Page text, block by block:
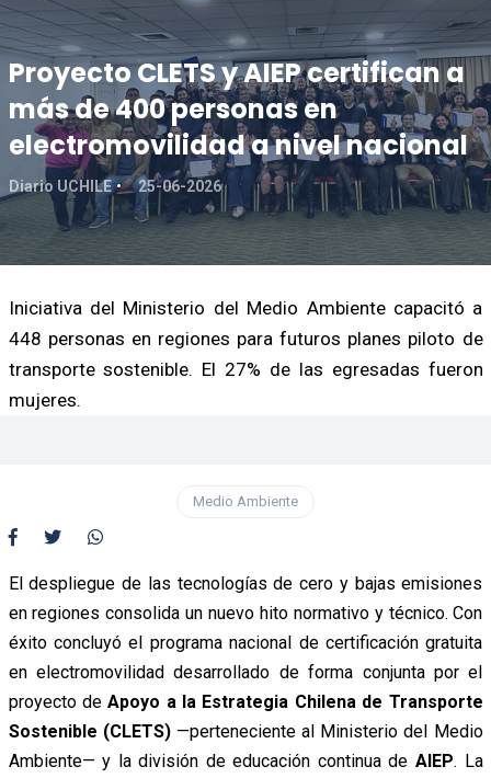
Proyecto CLETS y AIEP certifican a
más de 400 personas en
electromovilidad a nivel nacional
Diario UCHILE 25-06-2026
Iniciativa del Ministerio del Medio Ambiente capacitó a
448 personas en regiones para futuros planes piloto de
transporte sostenible. El 27% de las egresadas fueron
mujeres.
Medio Ambiente
El despliegue de las tecnologías de cero y bajas emisiones
en regiones consolida un nuevo hito normativo y técnico. Con
éxito concluyó el programa nacional de certificación gratuita
en electromovilidad desarrollado de forma conjunta por el
proyecto deApoyo a la Estrategia Chilena de Transporte
Sostenible (CLETS)—perteneciente al Ministerio del Medio
Ambiente— y la división de educación continua de AIEP. La